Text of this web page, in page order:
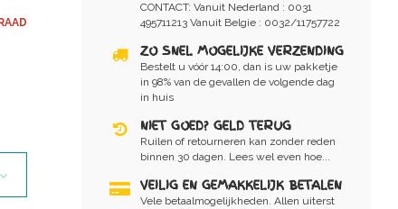
CONTACT: Vanuit Nederland : 0031
495711213 Vanuit Belgie : 0032/11757722
ZO SNEL MOGELIJKE VERZENDING
Bestelt u vóór 14:00, dan is uw pakketje
in 98% van de gevallen de volgende dag
in huis
NIET GOED? GELD TERUG
Ruilen of retourneren kan zonder reden
binnen 30 dagen. Lees wel even hoe...
VEILIG EN GEMAKKELIJK BETALEN
Vele betaalmogelijkheden. Allen uiterst